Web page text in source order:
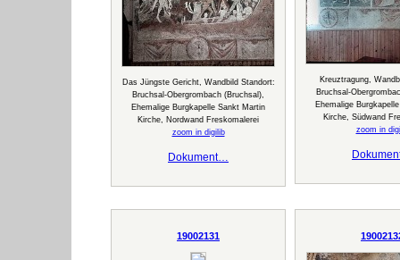
Das Jüngste Gericht, Wandbild Standort:
Bruchsal-Obergrombach (Bruchsal),
Ehemalige Burgkapelle Sankt Martin
Kirche, Nordwand Freskomalerei
zoom in digilib
Dokument…
Kreuztragung,
Bruchsal-
Ehemalige
Kirche, Südwand
zoom in
19002131